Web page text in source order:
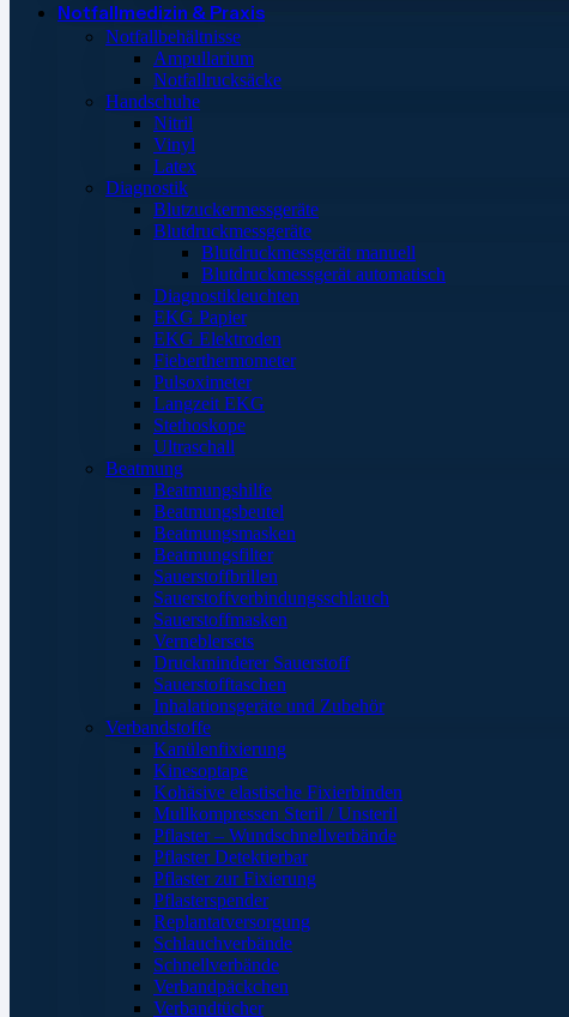
Notfallmedizin & Praxis
Notfallbehältnisse
Ampullarium
Notfallrucksäcke
Handschuhe
Nitril
Vinyl
Latex
Diagnostik
Blutzuckermessgeräte
Blutdruckmessgeräte
Blutdruckmessgerät manuell
Blutdruckmessgerät automatisch
Diagnostikleuchten
EKG Papier
EKG Elektroden
Fieberthermometer
Pulsoximeter
Langzeit EKG
Stethoskope
Ultraschall
Beatmung
Beatmungshilfe
Beatmungsbeutel
Beatmungsmasken
Beatmungsfilter
Sauerstoffbrillen
Sauerstoffverbindungsschlauch
Sauerstoffmasken
Verneblersets
Druckminderer Sauerstoff
Sauerstofftaschen
Inhalationsgeräte und Zubehör
Verbandstoffe
Kanülenfixierung
Kinesoptape
Kohäsive elastische Fixierbinden
Mullkompressen Steril / Unsteril
Pflaster – Wundschnellverbände
Pflaster Detektierbar
Pflaster zur Fixierung
Pflasterspender
Replantatversorgung
Schlauchverbände
Schnellverbände
Verbandpäckchen
Verbandtücher